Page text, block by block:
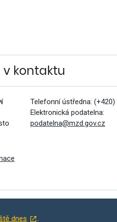
kontaktu
Telefonní ústředna: (+420)
Elektronická podatelna:
podatelna@mzd.gov.cz
dnes .